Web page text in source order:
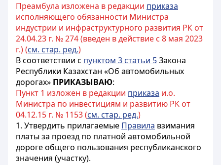
Преамбула изложена в редакции приказа
исполняющего обязанности Министра
индустрии и инфраструктурного развития РК от
24.04.23 г. № 274 (введен в действие с 8 мая 2023
г.) (см. стар. ред.)
В соответствии с пунктом 3 статьи 5Закона
Республики Казахстан «Об автомобильных
дорогах» ПРИКАЗЫВАЮ:
Пункт 1 изложен в редакции приказа и.о.
Министра по инвестициям и развитию РК от
04.12.15 г. № 1153 (см. стар. ред.)
1. Утвердить прилагаемые Правила взимания
платы за проезд по платной автомобильной
дороге общего пользования республиканского
значения (участку).